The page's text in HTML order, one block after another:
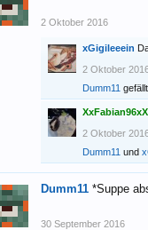
2 Oktober 2016
xGigileeein
2 Oktober
Dumm11
XxFabian96xX
2 Oktober
Dumm11 und
Dumm11 *Suppe
30 September 2016